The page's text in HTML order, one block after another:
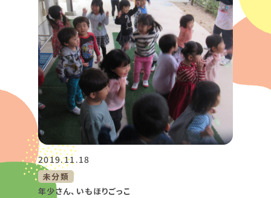
2019.11.18
未分類
年少さん、いもほりごっこ